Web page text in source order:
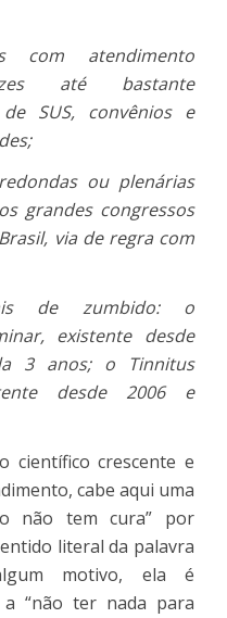
com atendimento
até bastante
SUS, convênios e
ou plenárias
grandes congressos
via de regra com
de zumbido: o
existente desde
3 anos; o Tinnitus
desde 2006 e
científico crescente e
cabe aqui uma
não tem cura” por
literal da palavra
motivo, ela é
a “não ter nada para